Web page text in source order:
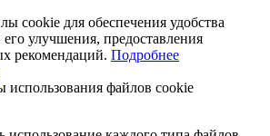
cookie для обеспечения удобства
его улучшения, предоставления
рекомендаций. Подробнее
использования файлов cookie